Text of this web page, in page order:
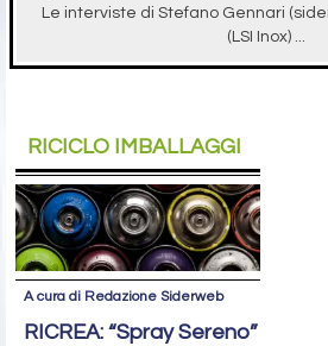
Le interviste di Stefano Gennari
(LSI Inox) ...
RICICLO IMBALLAGGI
A cura di Redazione Siderweb
RICREA: “Spray Sereno”